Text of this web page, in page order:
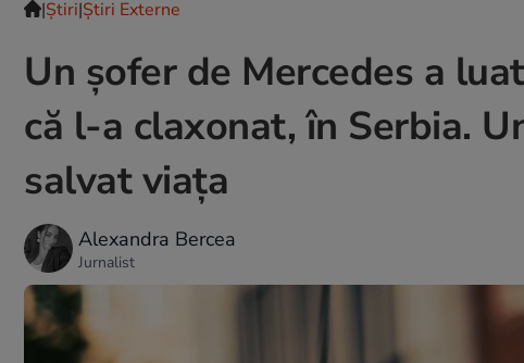
|Ştiri|Știri Externe
Un șofer de Mercedes a
că l-a claxonat, în Serbia.
salvat viața
Alexandra Bercea
Jurnalist